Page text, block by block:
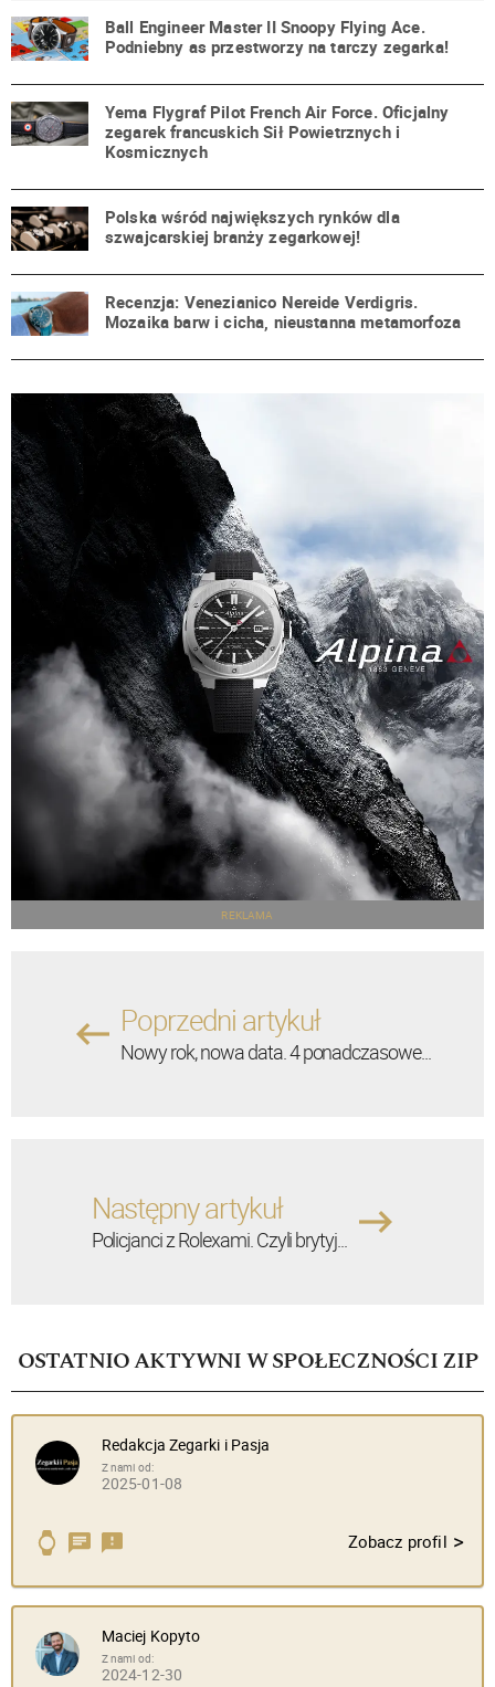
Ball Engineer Master II Snoopy Flying Ace.
Podniebny as przestworzy na tarczy zegarka!
Yema Flygraf Pilot French Air Force. Oficjalny
zegarek francuskich Sił Powietrznych i
Kosmicznych
Polska wśród największych rynków dla
szwajcarskiej branży zegarkowej!
Recenzja: Venezianico Nereide Verdigris.
Mozaika barw i cicha, nieustanna metamorfoza
REKLAMA
Poprzedni artykuł
Nowy rok, nowa data. 4 ponadczasowe...
Następny artykuł
Policjanci z Rolexami. Czyli brytyj...
OSTATNIO AKTYWNI W SPOŁECZNOŚCI ZIP
Redakcja Zegarki i Pasja
Z nami od:
2025-01-08
Zobacz profil >
Maciej Kopyto
Z nami od:
2024-12-30